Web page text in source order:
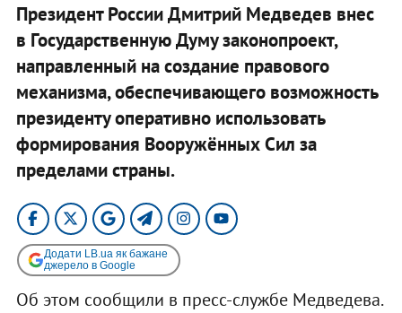
Президент России Дмитрий Медведев внес
в Государственную Думу законопроект,
направленный на создание правового
механизма, обеспечивающего возможность
президенту оперативно использовать
формирования Вооружённых Сил за
пределами страны.
Додати LB.ua як бажане
джерело в Google
Об этом сообщили в пресс-службе Медведева.